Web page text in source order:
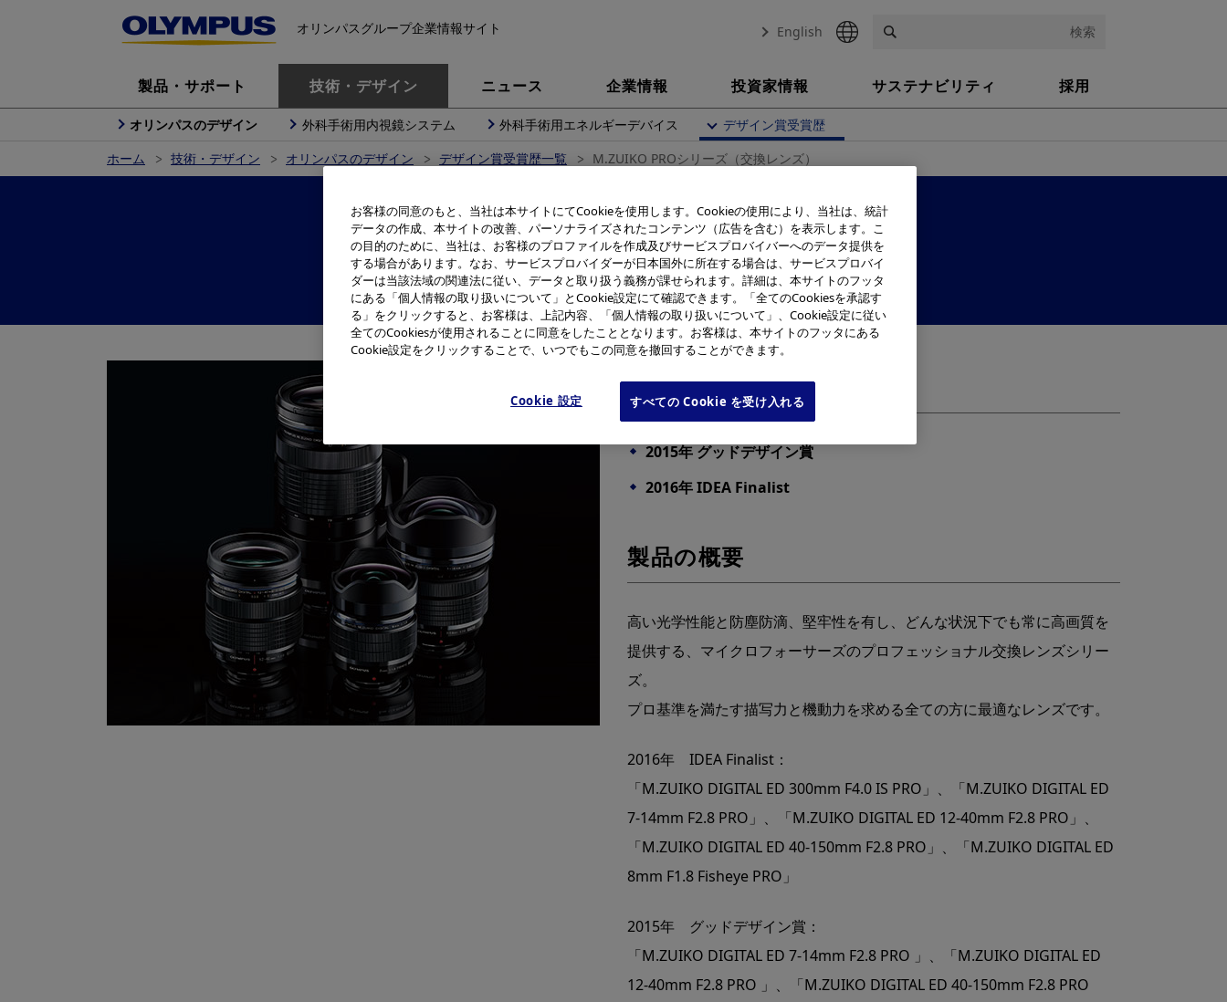
オリンパスグループ企業情報サイト English 検索
製品・サポート 技術・デザイン ニュース 企業情報 投資家情報 サステナビリティ 採用
オリンパスのデザイン 外科手術用内視鏡システム 外科手術用エネルギーデバイス
デザイン賞受賞歴
ホーム
技術・デザイン オリンパスのデザイン デザイン賞受賞歴一覧 M.ZUIKO PROシリーズ（交換レンズ）
デザイン賞受賞製品
M.ZUIKO PROシリーズ（交換レンズ）
受賞
2015年 グッドデザイン賞
2016年 IDEA Finalist
製品の概要
高い光学性能と防塵防滴、堅牢性を有し、どんな状況下でも常に高画質を
提供する、マイクロフォーサーズのプロフェッショナル交換レンズシリー
ズ。
プロ基準を満たす描写力と機動力を求める全ての方に最適なレンズです。
2016年 IDEA Finalist：
「M.ZUIKO DIGITAL ED 300mm F4.0 IS PRO」、「M.ZUIKO DIGITAL ED
7-14mm F2.8 PRO」、「M.ZUIKO DIGITAL ED 12-40mm F2.8 PRO」、
「M.ZUIKO DIGITAL ED 40-150mm F2.8 PRO」、「M.ZUIKO DIGITAL ED
8mm F1.8 Fisheye PRO」
2015年 グッドデザイン賞：
「M.ZUIKO DIGITAL ED 7-14mm F2.8 PRO 」、「M.ZUIKO DIGITAL ED
12-40mm F2.8 PRO 」、「M.ZUIKO DIGITAL ED 40-150mm F2.8 PRO
お客様の同意のもと、当社は本サイトにてCookieを使用します。Cookieの使用により、当社は、統計
データの作成、本サイトの改善、パーソナライズされたコンテンツ（広告を含む）を表示します。こ
の目的のために、当社は、お客様のプロファイルを作成及びサービスプロバイバーへのデータ提供を
する場合があります。なお、サービスプロバイダーが日本国外に所在する場合は、サービスプロバイ
ダーは当該法域の関連法に従い、データと取り扱う義務が課せられます。詳細は、本サイトのフッタ
にある「個人情報の取り扱いについて」とCookie設定にて確認できます。「全てのCookiesを承認す
る」をクリックすると、お客様は、上記内容、「個人情報の取り扱いについて」、Cookie設定に従い
全てのCookiesが使用されることに同意をしたこととなります。お客様は、本サイトのフッタにある
Cookie設定をクリックすることで、いつでもこの同意を撤回することができます。
Cookie 設定 すべての Cookie を受け入れる